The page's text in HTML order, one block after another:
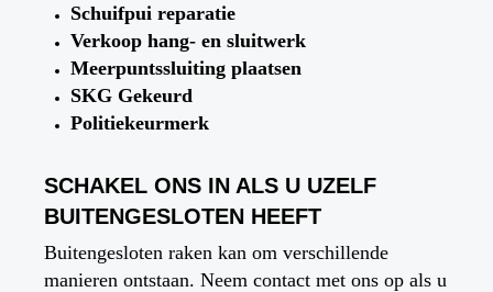
Schuifpui reparatie
Verkoop hang- en sluitwerk
Meerpuntssluiting plaatsen
SKG Gekeurd
Politiekeurmerk
SCHAKEL ONS IN ALS U UZELF
BUITENGESLOTEN HEEFT
Buitengesloten raken kan om verschillende
manieren ontstaan. Neem contact met ons op als u